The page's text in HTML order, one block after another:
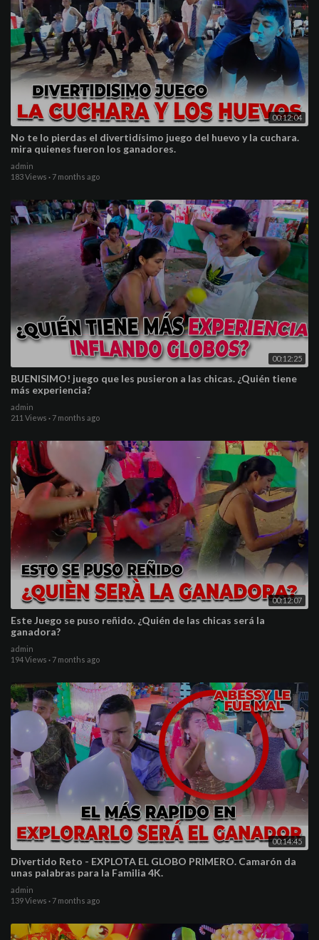
00:12:04
No te lo pierdas el divertidísimo juego del huevo y la cuchara.
mira quienes fueron los ganadores.
admin
183 Views ·7 months ago
00:12:25
BUENISIMO! juego que les pusieron a las chicas. ¿Quién tiene
más experiencia?
admin
211 Views ·7 months ago
00:12:07
Este Juego se puso reñido. ¿Quién de las chicas será la
ganadora?
admin
194 Views ·7 months ago
00:14:45
Divertido Reto - EXPLOTA EL GLOBO PRIMERO. Camarón da
unas palabras para la Familia 4K.
admin
139 Views ·7 months ago